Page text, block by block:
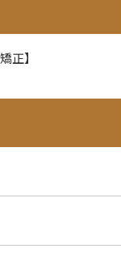
正】